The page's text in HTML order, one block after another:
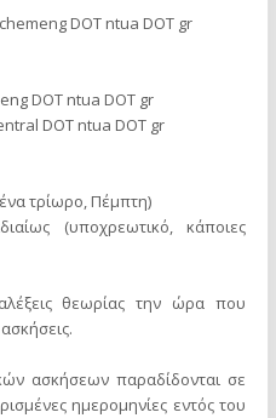
DOT ntua DOT gr
DOT ntua DOT gr
DOT ntua DOT gr
τρίωρο, Πέμπτη)
(υποχρεωτικό, κάποιες
θεωρίας την ώρα που
ασκήσεων παραδίδονται σε
ημερομηνίες εντός του